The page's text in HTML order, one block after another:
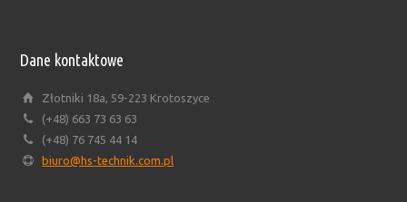
Dane kontaktowe
Złotniki 18a, 59-223 Krotoszyce
(+48) 663 73 63 63
(+48) 76 745 44 14
biuro@hs-technik.com.pl